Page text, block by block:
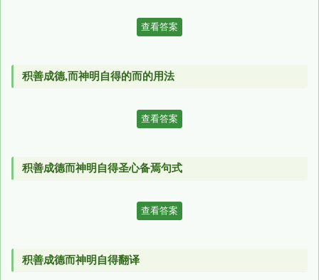
查看答案
积善成德,而神明自得的而的用法
查看答案
积善成德而神明自得圣心备焉句式
查看答案
积善成德而神明自得翻译